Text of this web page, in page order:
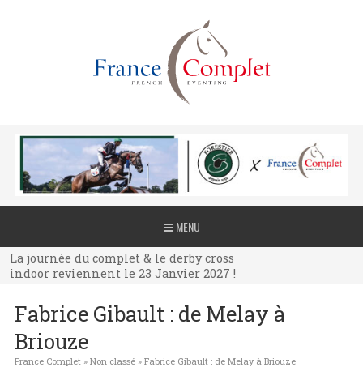
MENU
La journée du complet & le derby cross
indoor reviennent le 23 Janvier 2027 !
La journée du complet & le derby cross
indoor reviennent le 23 Janvier 2027 !
indoor reviennent le 23 Janvier 2027 !
Fabrice Gibault : de Melay à
Briouze
France Complet» Non classé» Fabrice Gibault : de Melay à Briouze